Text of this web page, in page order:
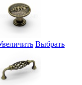
Выбрать